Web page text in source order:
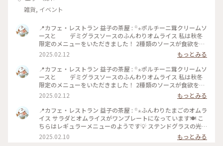
雑貨, イベント
📍カフェ・レストラン 益子の茶屋 : ꙳⋆ポルチーニ茸クリームソ
ースと デミグラスソースのふんわりオムライス 私は秋冬
限定のメニューをいただきました！ 2種類のソースが食欲をそ
そります😆 お野菜もたっぷりでワンプレートで大満足しまし
た💕 : 益子の茶屋さんはドリンクバーもあり、ドリンクバーの
カップ類も全て益子焼✨ 好きな絵柄や形を見つけて楽しく食事
ができちゃう🎵 飲み物の種類も豊富なので、思った以上に長
居しちゃいました🍵 : ラテのカップは持ち手のないタイプをチ
ョイス🌟 近くにいたマダムに「素敵なカップを選びました
ね！」と声をかけられ、ちょっと嬉しくなったランチでした☺️
: 📷:2025.1.29 Wed. : #カフェ #カフェ巡り #和風カフェレスト
ラン #ランチ #益子焼 #益子焼の食器で食事を楽しめる #ステ
ンドグラス #カラフル #キラキラ #素敵 #オムライス #ぽかぽか
#益子日帰りドライブ #益子 #栃木 #わたしの街 #milkのオムラ
イス図鑑 #milkのミルキーな毎日
2025.02.12
もっとみる
📍カフェ・レストラン 益子の茶屋 : ꙳⋆ポルチーニ茸クリームソ
ースと デミグラスソースのふんわりオムライス 私は秋冬
限定のメニューをいただきました！ 2種類のソースが食欲をそ
そります😆 お野菜もたっぷりでワンプレートで大満足しまし
た💕 : 益子の茶屋さんはドリンクバーもあり、ドリンクバーの
カップ類も全て益子焼✨ 好きな絵柄や形を見つけて楽しく食事
ができちゃう🎵 飲み物の種類も豊富なので、思った以上に長
居しちゃいました🍵 : ラテのカップは持ち手のないタイプをチ
ョイス🌟 近くにいたマダムに「素敵なカップを選びました
ね！」と声をかけられ、ちょっと嬉しくなりました☺️ :
2025.02.12
もっとみる
📍カフェ・レストラン 益子の茶屋 : ꙳⋆ふんわりたまごのオムラ
イス サラダとオムライスがワンプレートになっています🍽️ こ
ちらはレギュラーメニューのようです💡 ステンドグラスの光
でお料理もキラキラ✨ : 益子の茶屋さんは窯元よこやまさんが
手がけているカフェです。 カフェは2階にあり、1階は陶芸の
2025.02.10 もっとみる